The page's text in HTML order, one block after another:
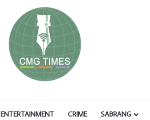
ENTERTAINMENT CRIME SABRANG